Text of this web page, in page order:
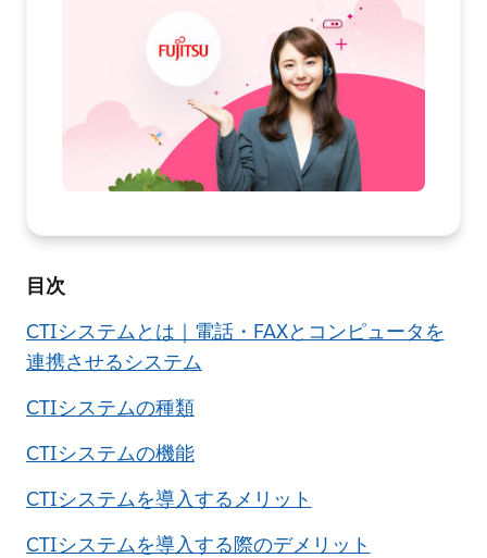
目次
CTIシステムとは｜電話・FAXとコンピュータを
連携させるシステム
CTIシステムの種類
CTIシステムの機能
CTIシステムを導入するメリット
CTIシステムを導入する際のデメリット